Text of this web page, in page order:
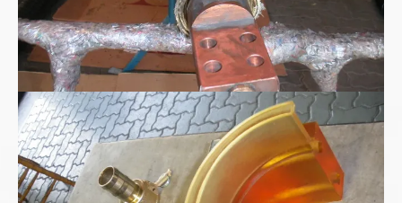
Polyurethan Spritzgussteil